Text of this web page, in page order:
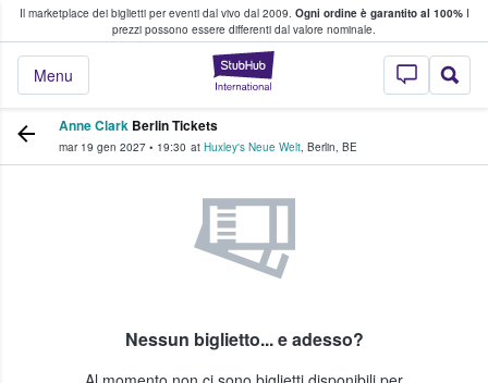
Il marketplace dei biglietti per eventi dal vivo dal 2009. Ogni ordine è garantito al 100%I
prezzi possono essere differenti dal valore nominale.
StubHub - Dove
Menu
fan comprano e vendono biglietti
Anne Clark Berlin Tickets
mar 19 gen 2027 • 19:30 at Huxley's Neue Welt, Berlin, BE
Nessun biglietto... e adesso?